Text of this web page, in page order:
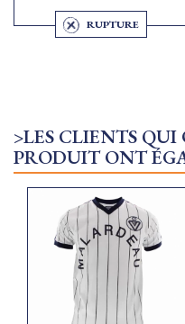
RUPTURE
>LES CLIENTS
PRODUIT ONT